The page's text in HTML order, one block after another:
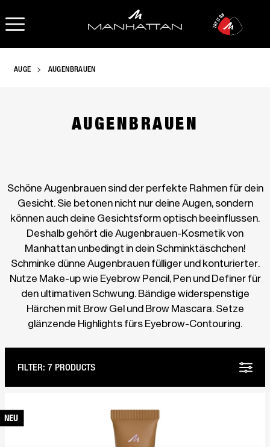
OPEN NAVIGATION
AUGE AUGENBRAUEN
AUGENBRAUEN
Schöne Augenbrauen sind der perfekte Rahmen für dein
Gesicht. Sie betonen nicht nur deine Augen, sondern
können auch deine Gesichtsform optisch beeinflussen.
Deshalb gehört die Augenbrauen-Kosmetik von
Manhattan unbedingt in dein Schminktäschchen!
Schminke dünne Augenbrauen fülliger und konturierter.
Nutze Make-up wie Eyebrow Pencil, Pen und Definer für
den ultimativen Schwung. Bändige widerspenstige
Härchen mit Brow Gel und Brow Mascara. Setze
glänzende Highlights fürs Eyebrow-Contouring.
FILTER: 7 PRODUCTS
NEU